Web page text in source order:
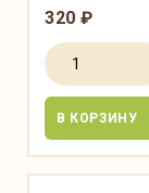
320 ₽
В КОРЗИНУ